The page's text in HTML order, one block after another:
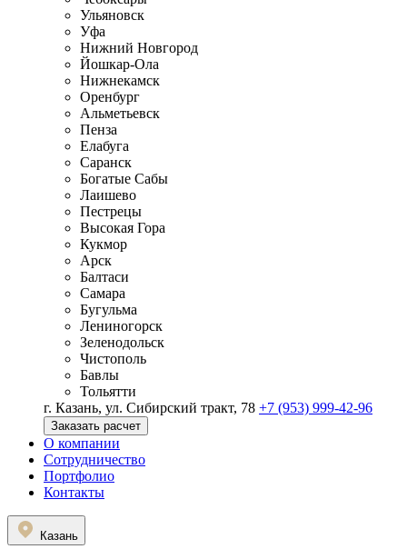
Ульяновск
Уфа
Нижний Новгород
Йошкар-Ола
Нижнекамск
Оренбург
Альметьевск
Пенза
Елабуга
Саранск
Богатые Сабы
Лаишево
Пестрецы
Высокая Гора
Кукмор
Арск
Балтаси
Самара
Бугульма
Лениногорск
Зеленодольск
Чистополь
Бавлы
Тольятти
г. Казань, ул. Сибирский тракт, 78 +7 (953) 999-42-96
Заказать расчет
О компании
Сотрудничество
Портфолио
Контакты
Казань